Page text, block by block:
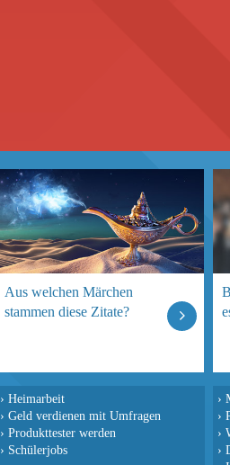
Aus welchen Märchen
stammen diese Zitate?
› Heimarbeit
› Geld verdienen mit Umfragen
› Produkttester werden
› Schülerjobs
›
›
›
›